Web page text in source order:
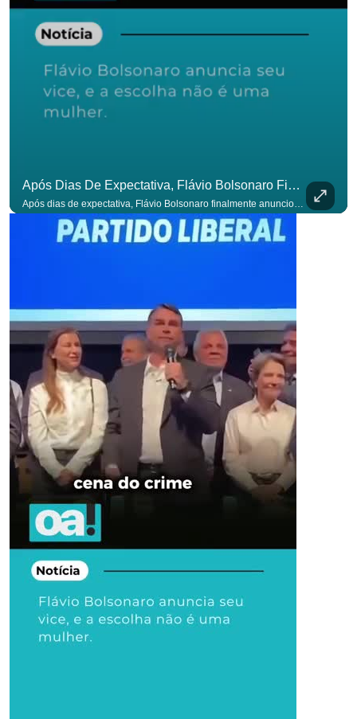
Após Dias De Expectativa, Flávio Bolsonaro Finalmente Anunciou Seu Vice. #OAntagonista
Após dias de expectativa, Flávio Bolsonaro finalmente anunciou seu vice. #OAntagonista Se você busca informação com credibilidade, inscreva-se agora e ative o